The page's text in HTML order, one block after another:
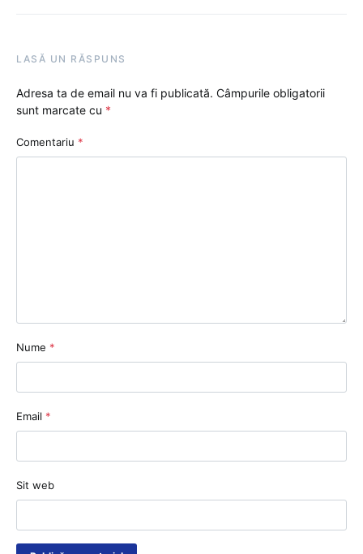
LASĂ UN RĂSPUNS
Adresa ta de email nu va fi publicată. Câmpurile obligatorii
sunt marcate cu *
Comentariu *
Nume *
Email *
Sit web